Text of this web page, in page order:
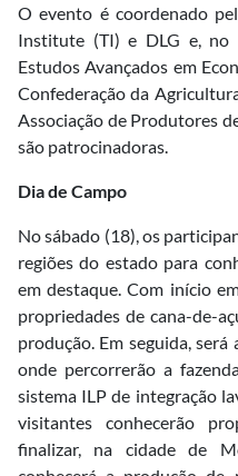
O evento é coordenado
Institute (TI) e DLG e, no
Estudos Avançados em
Confederação da
Associação de Produtores
são patrocinadoras.
Dia de Campo
No sábado (18), os
regiões do estado para
em destaque. Com início
propriedades de cana-de-
produção. Em seguida, será
onde percorrerão a
sistema ILP de integração
visitantes conhecerão
finalizar, na cidade de